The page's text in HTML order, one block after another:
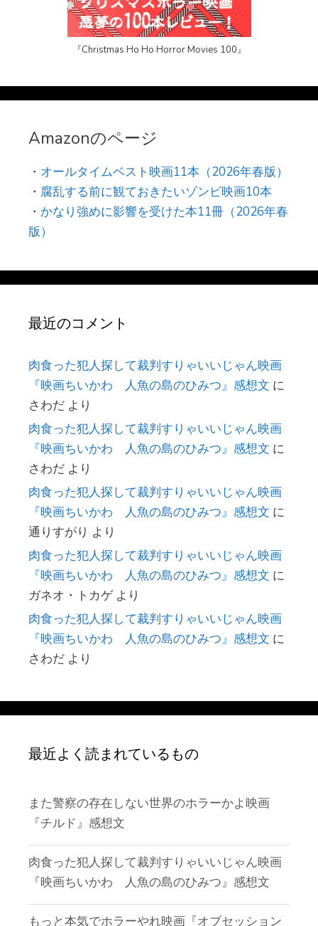
『Christmas Ho Ho Horror Movies 100』
Amazonのページ
・ オールタイムベスト映画11本（2026年春版）
・ 腐乱する前に観ておきたいゾンビ映画10本
・ かなり強めに影響を受けた本11冊（2026年春
版）
最近のコメント
肉食った犯人探して裁判すりゃいいじゃん映画
『映画ちいかわ 人魚の島のひみつ』感想文 に
さわだ より
肉食った犯人探して裁判すりゃいいじゃん映画
『映画ちいかわ 人魚の島のひみつ』感想文 に
さわだ より
肉食った犯人探して裁判すりゃいいじゃん映画
『映画ちいかわ 人魚の島のひみつ』感想文 に
通りすがり より
肉食った犯人探して裁判すりゃいいじゃん映画
『映画ちいかわ 人魚の島のひみつ』感想文 に
ガネオ・トカゲより
肉食った犯人探して裁判すりゃいいじゃん映画
『映画ちいかわ 人魚の島のひみつ』感想文 に
さわだ より
最近よく読まれているもの
また警察の存在しない世界のホラーかよ映画
『チルド』感想文
肉食った犯人探して裁判すりゃいいじゃん映画
『映画ちいかわ 人魚の島のひみつ』感想文
もっと本気でホラーやれ映画『オブセッション